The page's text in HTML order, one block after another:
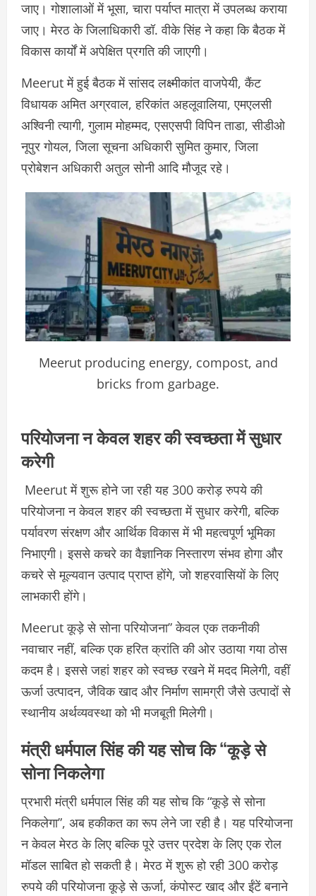
जाए। गोशालाओं में भूसा, चारा पर्याप्त मात्रा में उपलब्ध कराया
जाए। मेरठ के जिलाधिकारी डॉ. वीके सिंह ने कहा कि बैठक में
विकास कार्यों में अपेक्षित प्रगति की जाएगी।
Meerut में हुई बैठक में सांसद लक्ष्मीकांत वाजपेयी, कैंट
विधायक अमित अग्रवाल, हरिकांत अहलूवालिया, एमएलसी
अश्विनी त्यागी, गुलाम मोहम्मद, एसएसपी विपिन ताडा, सीडीओ
नूपुर गोयल, जिला सूचना अधिकारी सुमित कुमार, जिला
प्रोबेशन अधिकारी अतुल सोनी आदि मौजूद रहे।
Meerut producing energy, compost, and
bricks from garbage.
परियोजना न केवल शहर की स्वच्छता में सुधार
करेगी
Meerut में शुरू होने जा रही यह 300 करोड़ रुपये की
परियोजना न केवल शहर की स्वच्छता में सुधार करेगी, बल्कि
पर्यावरण संरक्षण और आर्थिक विकास में भी महत्वपूर्ण भूमिका
निभाएगी। इससे कचरे का वैज्ञानिक निस्तारण संभव होगा और
कचरे से मूल्यवान उत्पाद प्राप्त होंगे, जो शहरवासियों के लिए
लाभकारी होंगे।
Meerut कूड़े से सोना परियोजना” केवल एक तकनीकी
नवाचार नहीं, बल्कि एक हरित क्रांति की ओर उठाया गया ठोस
कदम है। इससे जहां शहर को स्वच्छ रखने में मदद मिलेगी, वहीं
ऊर्जा उत्पादन, जैविक खाद और निर्माण सामग्री जैसे उत्पादों से
स्थानीय अर्थव्यवस्था को भी मजबूती मिलेगी।
मंत्री धर्मपाल सिंह की यह सोच कि “कूड़े से
सोना निकलेगा
प्रभारी मंत्री धर्मपाल सिंह की यह सोच कि “कूड़े से सोना
निकलेगा”, अब हकीकत का रूप लेने जा रही है। यह परियोजना
न केवल मेरठ के लिए बल्कि पूरे उत्तर प्रदेश के लिए एक रोल
मॉडल साबित हो सकती है। मेरठ में शुरू हो रही 300 करोड़
रुपये की परियोजना कूड़े से ऊर्जा, कंपोस्ट खाद और ईंटें बनाने